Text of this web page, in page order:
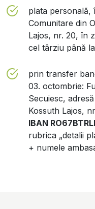
plata personală,
Comunitare din
Lajos, nr. 20, în
cel târziu până
prin transfer
03. octombrie:
Secuiesc,
Kossuth Lajos,
IBAN
rubrica „detalii
+ numele